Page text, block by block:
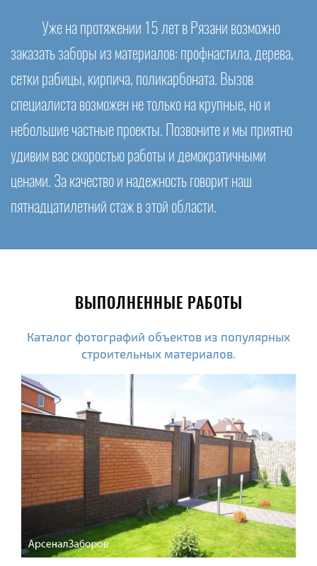
Уже на протяжении 15 лет в Рязани возможно
заказать заборы из материалов: профнастила, дерева,
сетки рабицы, кирпича, поликарбоната. Вызов
специалиста возможен не только на крупные, но и
небольшие частные проекты. Позвоните и мы приятно
удивим вас скоростью работы и демократичными
ценами. За качество и надежность говорит наш
пятнадцатилетний стаж в этой области.
ВЫПОЛНЕННЫЕ РАБОТЫ
Каталог фотографий объектов из популярных
строительных материалов.